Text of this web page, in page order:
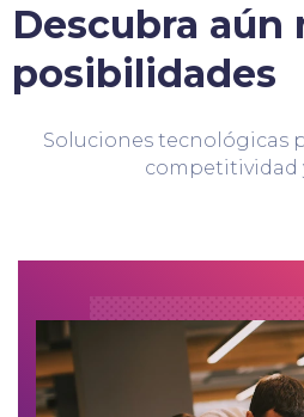
Descubra aún
posibilidades
Soluciones tecnológicas
competitividad